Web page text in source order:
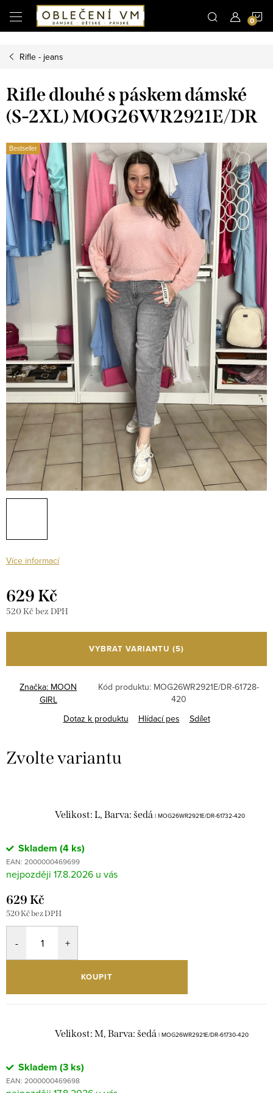
Microsoft Clarity
Přejít
na
Rifle - jeans
Rifle dlouhé s páskem dámské
(S-2XL) MOG26WR2921E/DR
Bestseller
Více informací
629 Kč
520 Kč bez DPH
cena:
VYBRAT VARIANTU (5)
Značka: MOON
GIRL
Kód produktu: MOG26WR2921E/DR-61728-
420
Dotaz k produktu
Hlídací pes Sdílet
Velikost: L, Barva: šedá | MOG26WR2921E/DR-61732-420
Skladem (4 ks)
EAN: 2000000469699
17.8.2026
629 Kč
520 Kč bez DPH
KOUPIT
Velikost: M, Barva: šedá | MOG26WR2921E/DR-61730-420
Skladem (3 ks)
EAN: 2000000469698